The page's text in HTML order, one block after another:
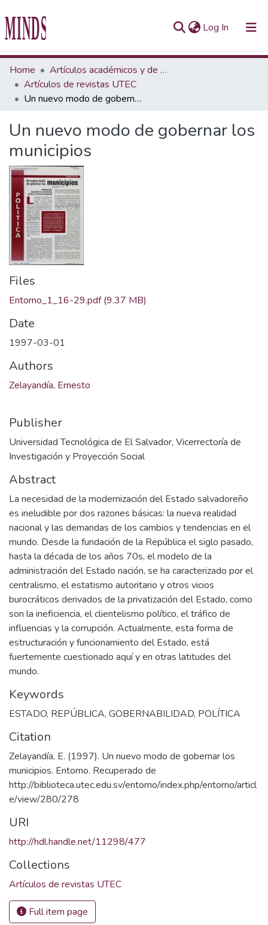
Log In (current)
Communities & Collections
All of Repository UTEC
Home
Artículos académicos y de opinión
Artículos de revistas UTEC
Un nuevo modo de gobernar los municipios
Un nuevo modo de gobernar los
municipios
Files
Entorno_1_16-29.pdf(9.37 MB)
Date
1997-03-01
Authors
Zelayandía, Ernesto
Publisher
Universidad Tecnológica de El Salvador, Vicerrectoría de
Investigación y Proyección Social
Abstract
La necesidad de la modernización del Estado salvadoreño
es ineludible por dos razones básicas: la nueva realidad
nacional y las demandas de los cambios y tendencias en el
mundo. Desde la fundación de la República el siglo pasado,
hasta la década de los años 70s, el modelo de la
administración del Estado nación, se ha caracterizado por el
centralismo, el estatismo autoritario y otros vicios
burocráticos derivados de la privatización del Estado, como
son la ineficiencia, el clientelismo político, el tráfico de
influencias y la corrupción. Actualmente, esta forma de
estructuración y funcionamiento del Estado, está
fuertemente cuestionado aquí y en otras latitudes del
mundo.
Keywords
ESTADO, REPÚBLICA, GOBERNABILIDAD, POLÍTICA
Citation
Zelayandía, E. (1997). Un nuevo modo de gobernar los
municipios. Entorno. Recuperado de
http://biblioteca.utec.edu.sv/entorno/index.php/entorno/articl
e/view/280/278
URI
http://hdl.handle.net/11298/477
Collections
Artículos de revistas UTEC
Full item page